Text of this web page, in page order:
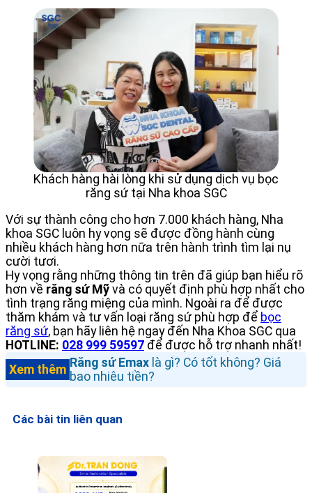
Khách hàng hài lòng khi sử dụng dịch vụ bọc
răng sứ tại Nha khoa SGC
Với sự thành công cho hơn 7.000 khách hàng, Nha
khoa SGC luôn hy vọng sẽ được đồng hành cùng
nhiều khách hàng hơn nữa trên hành trình tìm lại nụ
cười tươi.
Hy vọng rằng những thông tin trên đã giúp bạn hiểu rõ
hơn về răng sứ Mỹ và có quyết định phù hợp nhất cho
tình trạng răng miệng của mình. Ngoài ra để được
thăm khám và tư vấn loại răng sứ phù hợp để bọc
răng sứ, bạn hãy liên hệ ngay đến Nha Khoa SGC qua
HOTLINE: 028 999 59597 để được hỗ trợ nhanh nhất!
Xem thêm Răng sứ Emax là gì? Có tốt không? Giá
bao nhiêu tiền?
Các bài tin liên quan